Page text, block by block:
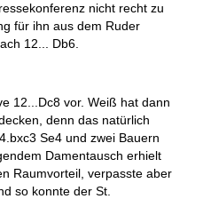
nicht recht zu
für ihn aus dem Ruder
12... Db6.
12...Dc8 vor. Weiß hat dann
denn das natürlich
Se4 und zwei Bauern
Damentausch erhielt
Raumvorteil, verpasste aber
so konnte der St.